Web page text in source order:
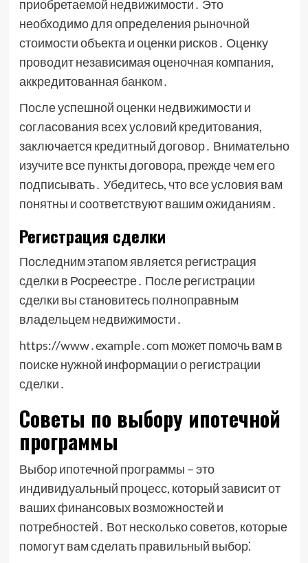
приобретаемой недвижимости․ Это
необходимо для определения рыночной
стоимости объекта и оценки рисков․ Оценку
проводит независимая оценочная компания,
аккредитованная банком․
После успешной оценки недвижимости и
согласования всех условий кредитования,
заключается кредитный договор․ Внимательно
изучите все пункты договора, прежде чем его
подписывать․ Убедитесь, что все условия вам
понятны и соответствуют вашим ожиданиям․
Регистрация сделки
Последним этапом является регистрация
сделки в Росреестре․ После регистрации
сделки вы становитесь полноправным
владельцем недвижимости․
https://www․example․com может помочь вам в
поиске нужной информации о регистрации
сделки․
Советы по выбору ипотечной
программы
Выбор ипотечной программы – это
индивидуальный процесс, который зависит от
ваших финансовых возможностей и
потребностей․ Вот несколько советов, которые
помогут вам сделать правильный выбор⁚